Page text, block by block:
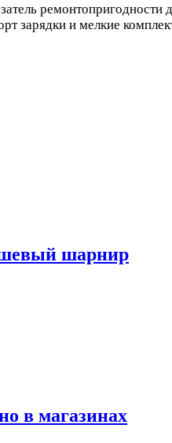
зарядки и мелкие
шарнир
в магазинах